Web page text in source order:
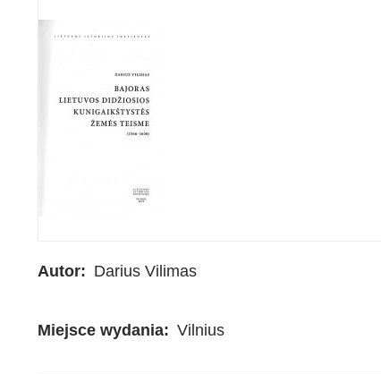
Autor Darius Vilimas
Miejsce wydania Vilnius